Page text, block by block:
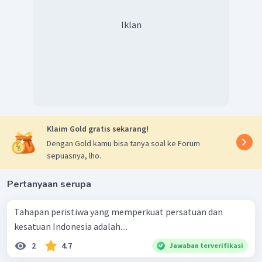
Iklan
Klaim Gold gratis sekarang!
Dengan Gold kamu bisa tanya soal ke Forum
sepuasnya, lho.
Pertanyaan serupa
Tahapan peristiwa yang memperkuat persatuan dan
kesatuan Indonesia adalah....
2 4.7 Jawaban terverifikasi